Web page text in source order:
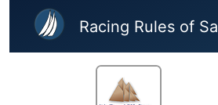
Skip to main content
Racing Rules of